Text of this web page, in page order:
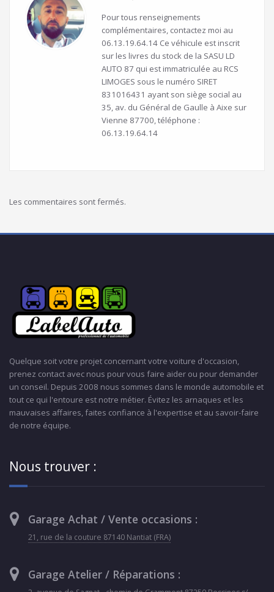
Pour tous renseignements
complémentaires, contactez moi au
06.13.19.64.14 Ce véhicule est inscrit
sur les livres du stock de la SASU LD
AUTO 87 qui est immatriculée au RCS
LIMOGES sous le numéro SIRET
831016431 ayant son siège social au
35, av. du Général de Gaulle à Aixe sur
Vienne 87700, téléphone :
06.13.19.64.14
Les commentaires sont fermés.
Quelque soit votre projet concernant votre voiture d'occasion,
prenez contact avec nous pour vous faire aider ou pour demander
un conseil. Depuis 2008 nous sommes dans le monde automobile et
tout ce qui l'entoure est notre métier. Évitez les arnaques et les
mauvaises affaires, faites confiance à l'expertise et au savoir-faire
de notre équipe.
Nous trouver :
Garage Achat / Vente occasions :
21, rue de la couture 87140 Nantiat (FRA)
Garage Atelier / Réparations :